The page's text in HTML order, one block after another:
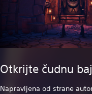
Otkrijte čudnu
Napravljena od strane